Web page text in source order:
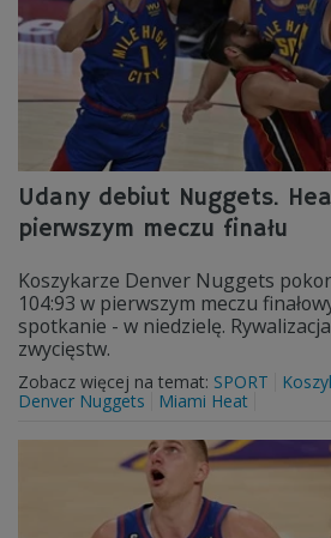
Udany debiut Nuggets.
pierwszym meczu finału
Koszykarze Denver Nuggets
104:93 w pierwszym meczu
spotkanie - w niedzielę.
zwycięstw.
Zobacz więcej na temat: SPORT
Denver Nuggets
Miami Heat